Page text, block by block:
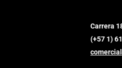
Carrera
(+57 1)